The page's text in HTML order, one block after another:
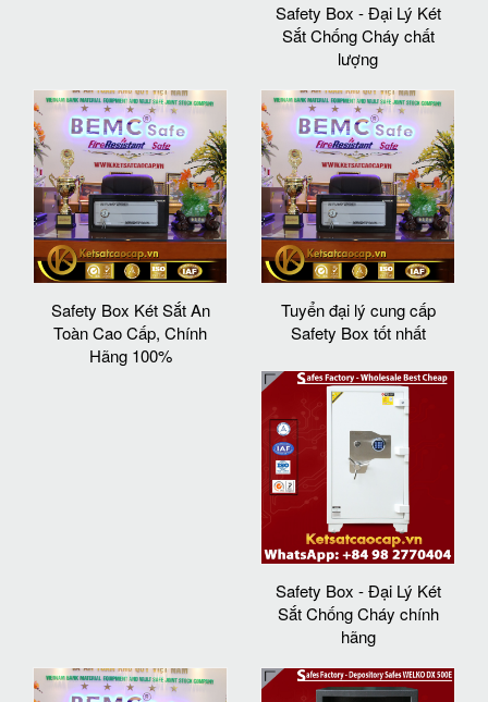
Safety Box - Đại Lý Két
Sắt Chống Cháy chất
lượng
Safety Box Két Sắt An
Toàn Cao Cấp, Chính
Hãng 100%
Tuyển đại lý cung cấp
Safety Box tốt nhất
Safety Box - Đại Lý Két
Sắt Chống Cháy chính
hãng